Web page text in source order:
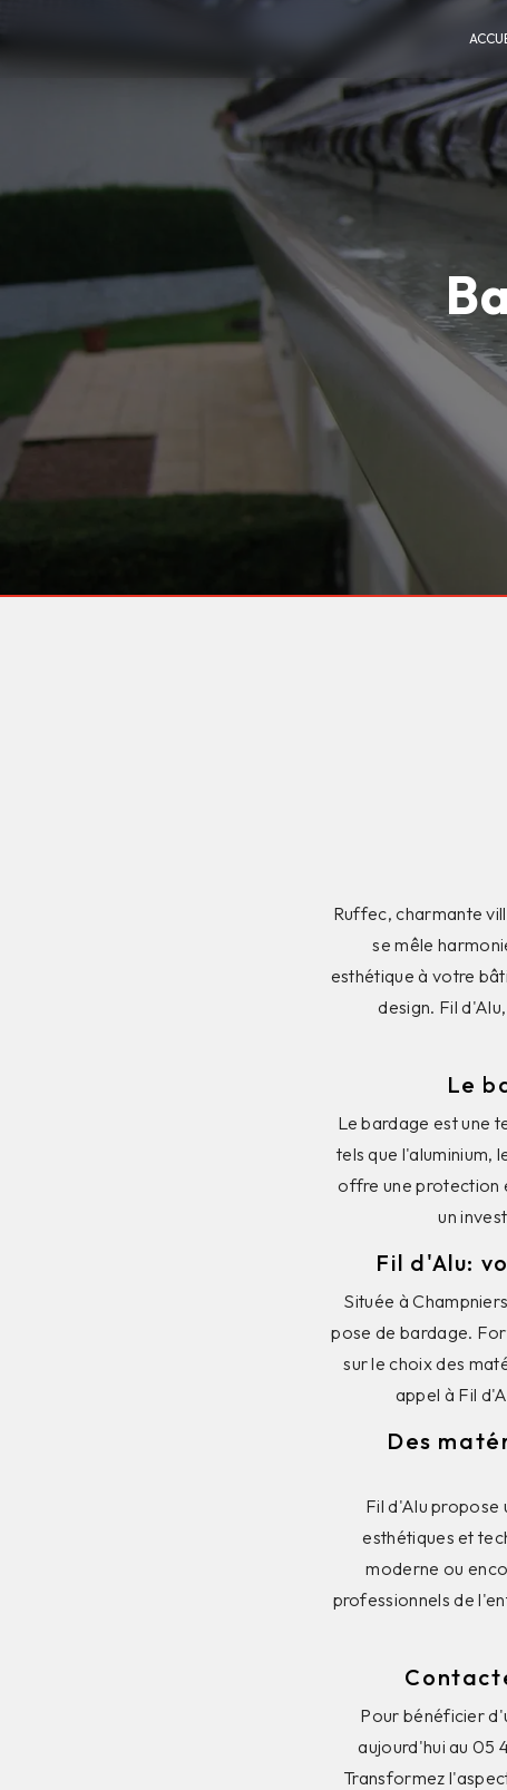
Ruffec, charmante
se mêle
esthétique à votre
design. Fil
Le
Le bardage est une
tels que l'aluminium,
offre une protection
un
Fil d'Alu:
Située à
pose de bardage.
sur le choix des
appel à Fil
Des
Fil d'Alu propose
esthétiques et
moderne ou
professionnels de
Pour bénéficier
aujourd'hui au 05
Transformez